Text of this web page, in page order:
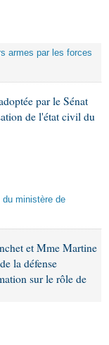
armes par les forces
par le Sénat
de l'état civil du
ministère de
et Mme Martine
la défense
sur le rôle de